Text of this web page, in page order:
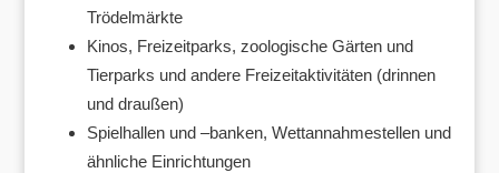
Trödelmärkte
Kinos, Freizeitparks, zoologische Gärten und
Tierparks und andere Freizeitaktivitäten (drinnen
und draußen)
Spielhallen und –banken, Wettannahmestellen und
ähnliche Einrichtungen